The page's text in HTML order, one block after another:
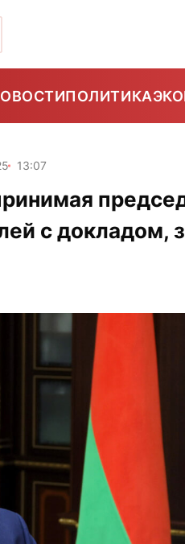
ПОЛИТИКА
13:07
с докладом,